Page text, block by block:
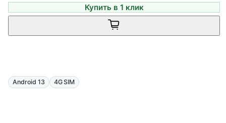
Купить в 1 клик
Android 13 4G SIM